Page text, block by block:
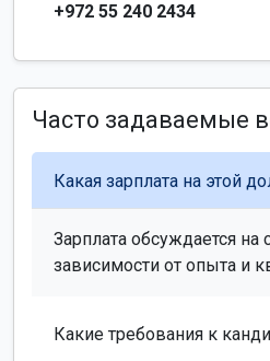
+972 55 240 2434
Часто задаваемые
Какая зарплата на этой
Зарплата обсуждается на
зависимости от опыта и
Какие требования к